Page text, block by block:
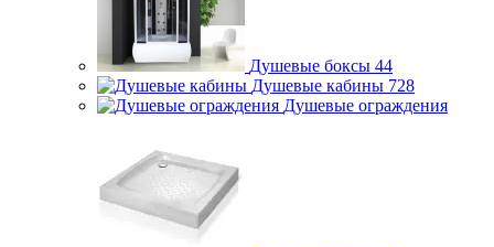
Душевые боксы 44
Душевые кабины 728
Душевые ограждения